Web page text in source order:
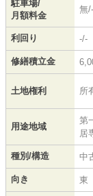
駐車場/
月額料金
無/-
利回り -/-
修繕積立金
土地権利 所
用途地域
第
居
種別/構造 中
向き 東